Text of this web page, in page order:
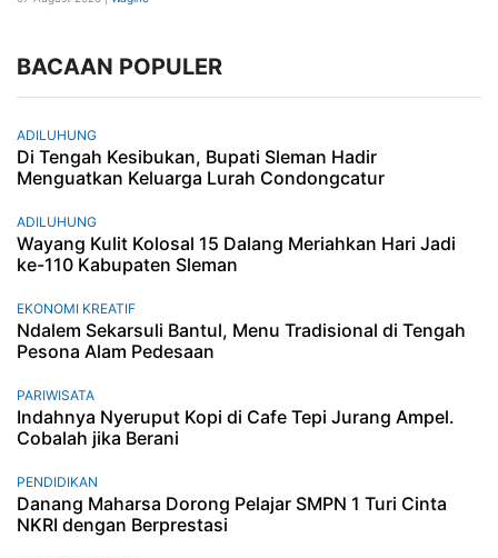
BACAAN POPULER
ADILUHUNG
Di Tengah Kesibukan, Bupati Sleman Hadir
Menguatkan Keluarga Lurah Condongcatur
ADILUHUNG
Wayang Kulit Kolosal 15 Dalang Meriahkan Hari Jadi
ke-110 Kabupaten Sleman
EKONOMI KREATIF
Ndalem Sekarsuli Bantul, Menu Tradisional di Tengah
Pesona Alam Pedesaan
PARIWISATA
Indahnya Nyeruput Kopi di Cafe Tepi Jurang Ampel.
Cobalah jika Berani
PENDIDIKAN
Danang Maharsa Dorong Pelajar SMPN 1 Turi Cinta
NKRI dengan Berprestasi